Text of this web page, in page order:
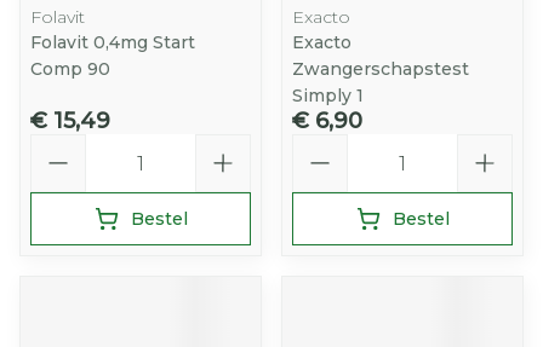
Folavit
Folavit 0,4mg Start
Comp 90
€ 15,49
Bestel
Exacto
Exacto
Zwangerschapstest
Simply 1
€ 6,90
Bestel